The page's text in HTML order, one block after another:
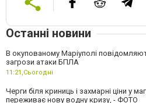
Останні новини
В окупованому Маріуполі
загрози атаки БПЛА
11:21,Сьогодні
Черги біля криниць і захмарні ціни у
переживає нову водну кризу, - ФОТО